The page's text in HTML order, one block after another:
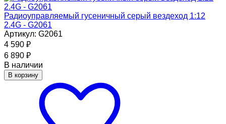
Радиоуправляемый гусеничный серый вездеход 1:12
2.4G - G2061
Артикул: G2061
4 590 ₽
6 890 ₽
В наличии
В корзину